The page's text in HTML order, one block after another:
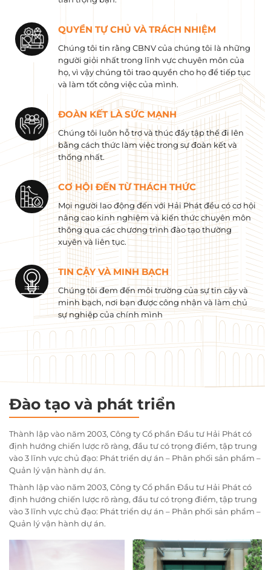
QUYỀN TỰ CHỦ VÀ TRÁCH NHIỆM
Chúng tôi tin rằng CBNV của chúng tôi là những
người giỏi nhất trong lĩnh vực chuyên môn của
họ, vì vậy chúng tôi trao quyền cho họ để tiếp tục
và làm tốt công việc của mình.
ĐOÀN KẾT LÀ SỨC MẠNH
Chúng tôi luôn hỗ trợ và thúc đẩy tập thể đi lên
bằng cách thức làm việc trong sự đoàn kết và
thống nhất.
CƠ HỘI ĐẾN TỪ THÁCH THỨC
Mọi người lao động đến với Hải Phát đều có cơ hội
nâng cao kinh nghiệm và kiến ​​thức chuyên môn
thông qua các chương trình đào tạo thường
xuyên và liên tục.
TIN CẬY VÀ MINH BẠCH
Chúng tôi đem đến môi trường của sự tin cậy và
minh bạch, nơi bạn được công nhận và làm chủ
sự nghiệp của chính mình
Đào tạo và phát triển
Thành lập vào năm 2003, Công ty Cổ phần Đầu tư Hải Phát có
định hướng chiến lược rõ ràng, đầu tư có trọng điểm, tập trung
vào 3 lĩnh vực chủ đạo: Phát triển dự án – Phân phối sản phẩm –
Quản lý vận hành dự án.
Thành lập vào năm 2003, Công ty Cổ phần Đầu tư Hải Phát có
định hướng chiến lược rõ ràng, đầu tư có trọng điểm, tập trung
vào 3 lĩnh vực chủ đạo: Phát triển dự án – Phân phối sản phẩm –
Quản lý vận hành dự án.